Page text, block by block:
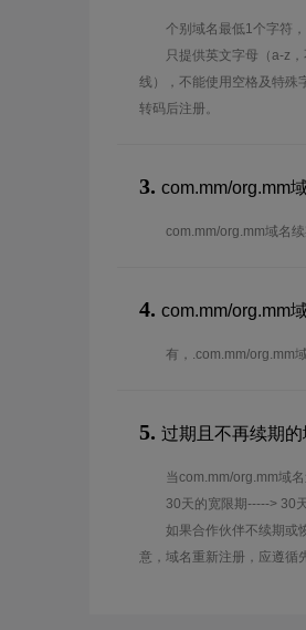
个别域名最低1个字符
只提供英文字母（a-z
线），不能使用空格及特殊
转码后注册。
3. com.mm/org.mm
com.mm/org.mm域名
4. com.mm/org.mm
有，.com.mm/org.mm
5. 过期且不再续期
当com.mm/org.mm域
30天的宽限期-----> 30
如果合作伙伴不续期或
意，域名重新注册，应遵循